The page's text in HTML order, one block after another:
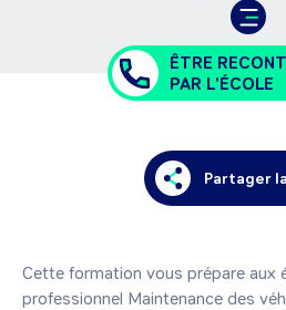
ÊTRE
PAR L'ÉCOLE
Partager
Cette formation vous prépare aux
professionnel Maintenance des